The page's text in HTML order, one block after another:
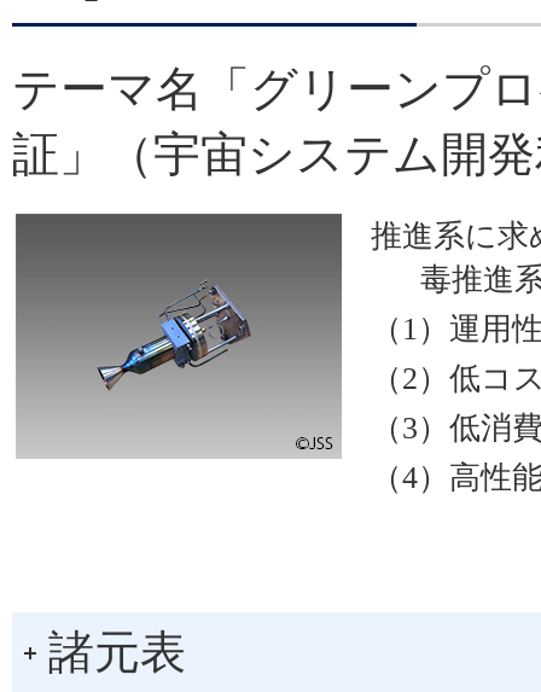
テーマ名「グリーンプ
証」（宇宙システム開
推進系に求
毒推進
（1）運用
（2）低コ
（3）低消
（4）高性
諸元表